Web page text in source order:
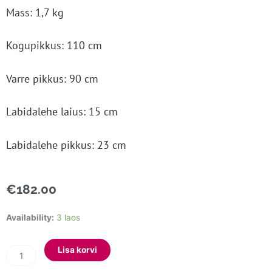
Mass: 1,7 kg
Kogupikkus: 110 cm
Varre pikkus: 90 cm
Labidalehe laius: 15 cm
Labidalehe pikkus: 23 cm
€182.00
Availability: 3 laos
Terav
kogus
Lisa korvi